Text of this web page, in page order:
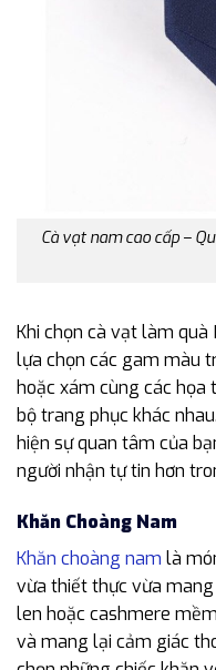
Cà vạt nam cao cấp –
Khi chọn cà vạt làm quà
lựa chọn các gam màu
hoặc xám cùng các họa
bộ trang phục khác
hiện sự quan tâm của
người nhận tự tin hơn
Khăn Choàng Nam
Khăn choàng nam là
vừa thiết thực vừa
len hoặc cashmere
và mang lại cảm giác